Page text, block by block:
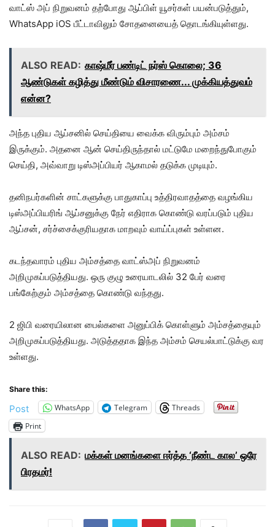
வாட்ஸ் அப் நிறுவனம் தற்போது ஆப்பிள் யூசர்கள் பயன்படுத்தும்,
WhatsApp iOS பீட்டாவிலும் சோதனையைத் தொடங்கியுள்ளது.
ALSO READ: காஷ்மீர் பண்டிட் நர்ஸ் கொலை; 36
ஆண்டுகள் கழித்து மீண்டும் விசாரணை... முக்கியத்துவம்
என்ன?
அந்த புதிய ஆப்சனில் செய்தியை வைக்க விரும்பும் அம்சம்
இருக்கும். அதனை ஆன் செய்திருந்தால் மட்டுமே மறைந்துபோகும்
செய்தி, அவ்வாறு டிஸ்அப்பியர் ஆகாமல் தடுக்க முடியும்.
தனிநபர்களின் சாட்களுக்கு பாதுகாப்பு உத்திரவாதத்தை வழங்கிய
டிஸ்அப்பியரிங் ஆப்சனுக்கு நேர் எதிராக கொண்டு வரப்படும் புதிய
ஆப்சன், சர்ச்சைக்குரியதாக மாறவும் வாய்ப்புகள் உள்ளன.
கடந்தவாரம் புதிய அம்சத்தை வாட்ஸ்அப் நிறுவனம்
அறிமுகப்படுத்தியது. ஒரு குழு உரையாடலில் 32 பேர் வரை
பங்கேற்கும் அம்சத்தை கொண்டு வந்தது.
2 ஜிபி வரையிலான பைல்களை அனுப்பிக் கொள்ளும் அம்சத்தையும்
அறிமுகப்படுத்தியது. அடுத்ததாக இந்த அம்சம் செயல்பாட்டுக்கு வர
உள்ளது.
Share this:
Post WhatsApp Telegram
Threads
Print
ALSO READ: மக்கள் மனங்களை ஈர்த்த ‘நீண்ட கால’ ஒரே
பிரதமர்!